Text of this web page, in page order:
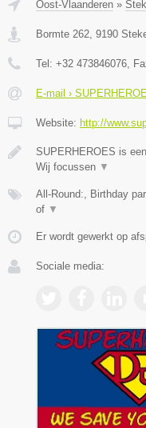
Oost-Vlaanderen »
Bormte 262 9190
Tel: +32 473846076 ,
E-mail ›
Website: http://
SUPERHEROES is
Wij focussen ▼
All-Round:, Birthday
of ▼
Er wordt gewerkt op
Sociale media: